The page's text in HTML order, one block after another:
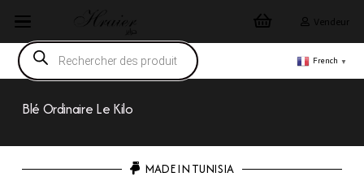
Vendeur
Recherche
de
produits
French ▼
Blé Ordinaire Le Kilo
MADE IN TUNISIA